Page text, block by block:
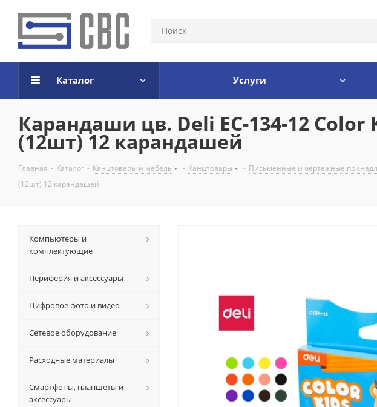
Каталог Услуги
Карандаши цв. Deli EC-134-12 Color
(12шт) 12 карандашей
Главная - Каталог - Канцтовары и мебель - Канцтовары - Письменные и чертежные
(12шт) 12 карандашей
Компьютеры и
комплектующие
Периферия и аксессуары
Цифровое фото и видео
Сетевое оборудование
Расходные материалы
Смартфоны, планшеты и
аксессуары